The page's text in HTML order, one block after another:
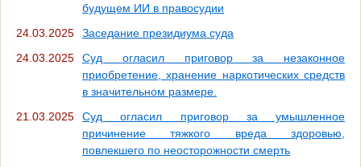
будущем ИИ в правосудии
24.03.2025
Заседание президиума суда
24.03.2025
Суд огласил приговор за незаконное
приобретение, хранение наркотических средств
в значительном размере.
21.03.2025
Суд огласил приговор за умышленное
причинение тяжкого вреда здоровью,
повлекшего по неосторожности смерть